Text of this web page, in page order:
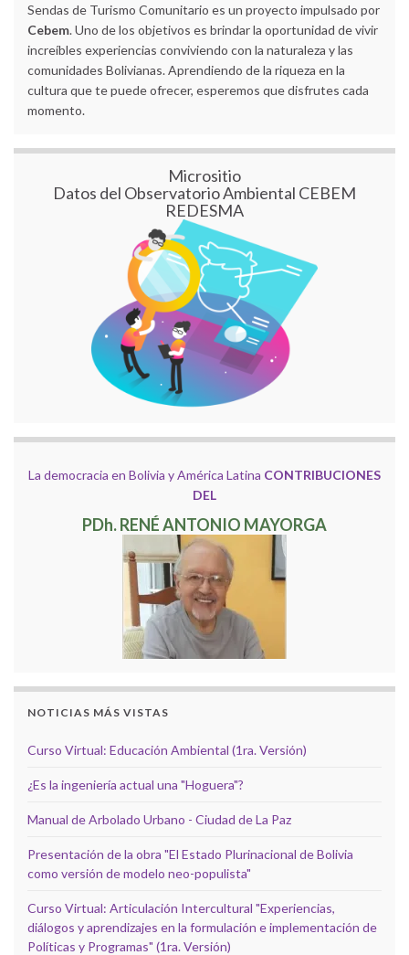
Sendas de Turismo Comunitario es un proyecto impulsado por
Cebem. Uno de los objetivos es brindar la oportunidad de vivir
increíbles experiencias conviviendo con la naturaleza y las
comunidades Bolivianas. Aprendiendo de la riqueza en la
cultura que te puede ofrecer, esperemos que disfrutes cada
momento.
Micrositio
Datos del Observatorio Ambiental CEBEM
REDESMA
La democracia en Bolivia y América Latina CONTRIBUCIONES
DEL
PDh. RENÉ ANTONIO MAYORGA
NOTICIAS MÁS VISTAS
Curso Virtual: Educación Ambiental (1ra. Versión)
¿Es la ingeniería actual una "Hoguera"?
Manual de Arbolado Urbano - Ciudad de La Paz
Presentación de la obra "El Estado Plurinacional de Bolivia
como versión de modelo neo-populista"
Curso Virtual: Articulación Intercultural "Experiencias,
diálogos y aprendizajes en la formulación e implementación de
Políticas y Programas" (1ra. Versión)